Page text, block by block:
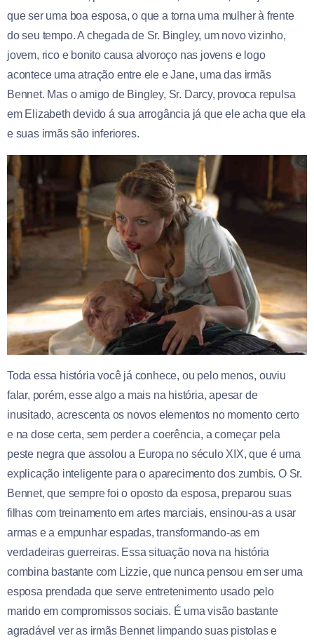
que ser uma boa esposa, o que a torna uma mulher à frente
do seu tempo. A chegada de Sr. Bingley, um novo vizinho,
jovem, rico e bonito causa alvoroço nas jovens e logo
acontece uma atração entre ele e Jane, uma das irmãs
Bennet. Mas o amigo de Bingley, Sr. Darcy, provoca repulsa
em Elizabeth devido á sua arrogância já que ele acha que ela
e suas irmãs são inferiores.
Toda essa história você já conhece, ou pelo menos, ouviu
falar, porém, esse algo a mais na história, apesar de
inusitado, acrescenta os novos elementos no momento certo
e na dose certa, sem perder a coerência, a começar pela
peste negra que assolou a Europa no século XIX, que é uma
explicação inteligente para o aparecimento dos zumbis. O Sr.
Bennet, que sempre foi o oposto da esposa, preparou suas
filhas com treinamento em artes marciais, ensinou-as a usar
armas e a empunhar espadas, transformando-as em
verdadeiras guerreiras. Essa situação nova na história
combina bastante com Lizzie, que nunca pensou em ser uma
esposa prendada que serve entretenimento usado pelo
marido em compromissos sociais. É uma visão bastante
agradável ver as irmãs Bennet limpando suas pistolas e